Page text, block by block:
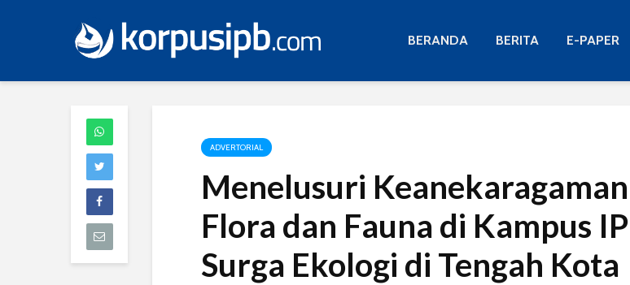
BERANDA BERITA E-PAPER
ADVERTORIAL
Menelusuri Keanekaragaman
Flora dan Fauna di Kampus
Surga Ekologi di Tengah Kota